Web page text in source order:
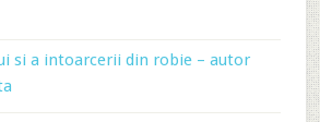
si a intoarcerii din robie – autor